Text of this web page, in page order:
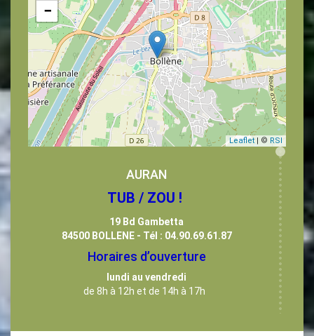
−
Leaflet | © RSI
AURAN
TUB / ZOU !
19 Bd Gambetta
84500 BOLLENE - Tél : 04.90.69.61.87
Horaires d’ouverture
lundi au vendredi
de 8h à 12h et de 14h à 17h